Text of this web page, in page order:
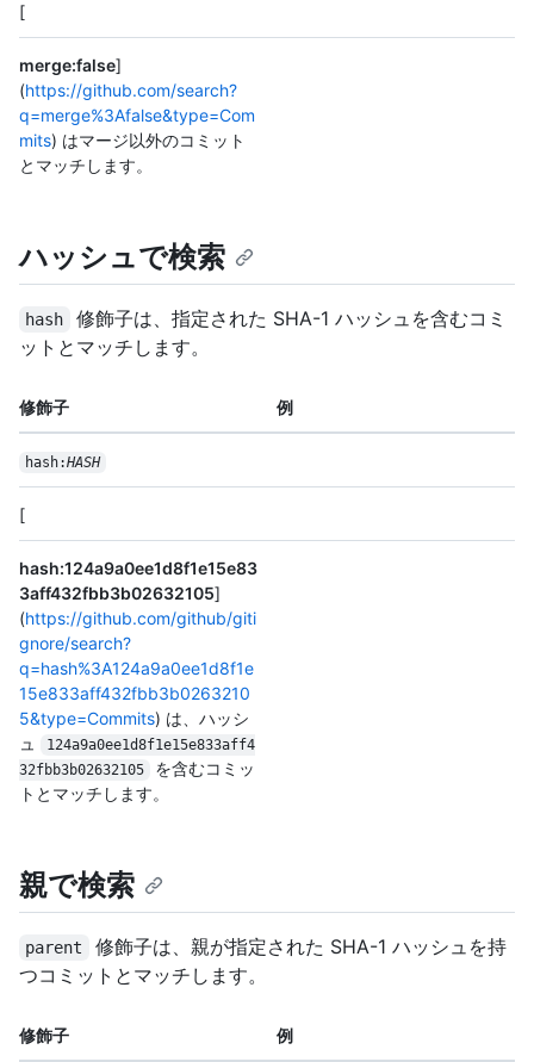
[
merge:false]
(https://github.com/search?
q=merge%3Afalse&type=Com
mits) はマージ以外のコミット
とマッチします。
ハッシュで検索
hash
修飾子は、指定された SHA-1 ハッシュを含むコミ
ットとマッチします。
修飾子 例
hash:HASH
[
hash:124a9a0ee1d8f1e15e83
3aff432fbb3b02632105]
(https://github.com/github/giti
gnore/search?
q=hash%3A124a9a0ee1d8f1e
15e833aff432fbb3b0263210
5&type=Commits) は、ハッシ
ュ
124a9a0ee1d8f1e15e833aff4
32fbb3b02632105
を含むコミッ
トとマッチします。
親で検索
parent
修飾子は、親が指定された SHA-1 ハッシュを持
つコミットとマッチします。
修飾子 例